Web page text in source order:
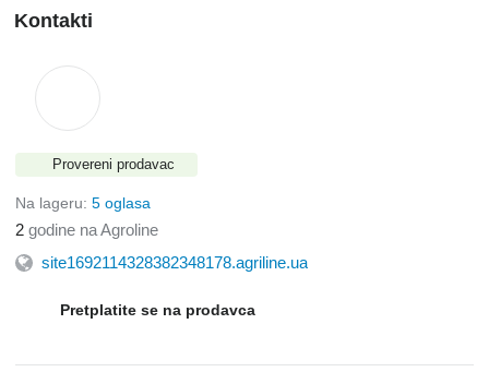
Kontakti
Provereni prodavac
Na lageru: 5 oglasa
2 godine na Agroline
site1692114328382348178.agriline.ua
Pretplatite se na prodavca